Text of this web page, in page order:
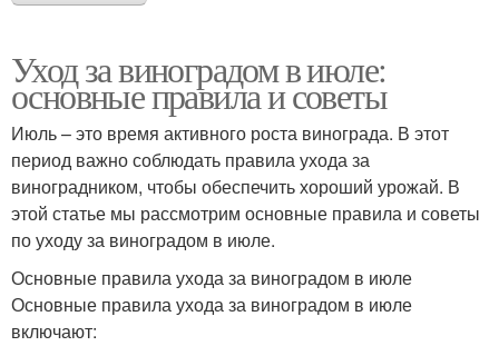
Уход за виноградом в июле:
основные правила и советы
Июль – это время активного роста винограда. В этот
период важно соблюдать правила ухода за
виноградником, чтобы обеспечить хороший урожай. В
этой статье мы рассмотрим основные правила и советы
по уходу за виноградом в июле.
Основные правила ухода за виноградом в июле
Основные правила ухода за виноградом в июле
включают: